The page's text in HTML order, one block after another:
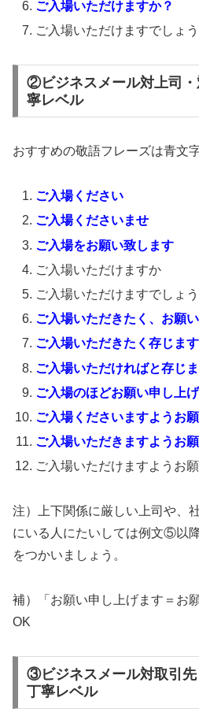
ご入場いただけますか？
ご入場いただけますでしょう
②ビジネスメール対上司
寧レベル
おすすめの敬語フレーズは青文
ご入場ください
ご入場くださいませ
ご入場をお願い致します
ご入場いただけますか
ご入場いただけますでしょ
ご入場いただきたく、お願
ご入場いただきたく存じます
ご入場いただければと存じ
ご入場のほどお願い申し上
ご入場くださいますようお
ご入場いただきますようお
ご入場いただけますようお
注）上下関係に厳しい上司や、
にいる人にたいしては例文⑤以
をつかいましょう。
補）「お願い申し上げます＝お
OK
③ビジネスメール対取引
丁寧レベル